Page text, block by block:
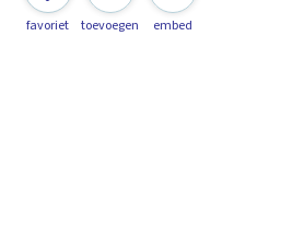
favoriet toevoegen embed